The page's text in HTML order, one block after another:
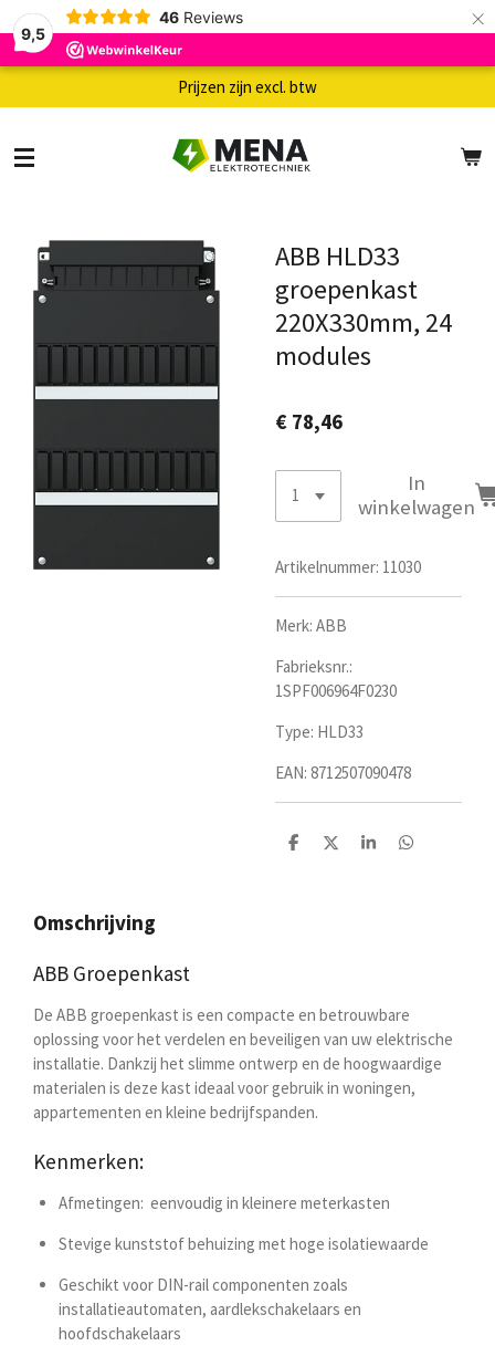
9,5
46 Reviews ×
Prijzen zijn excl. btw
ABB HLD33
groepenkast
220X330mm, 24
modules
€ 78,46
In
winkelwagen
Artikelnummer: 11030
Merk: ABB
Fabrieksnr.:
1SPF006964F0230
Type: HLD33
EAN: 8712507090478
D
D
S
D
Omschrijving
ABB Groepenkast
De ABB groepenkast is een compacte en betrouwbare
oplossing voor het verdelen en beveiligen van uw elektrische
installatie. Dankzij het slimme ontwerp en de hoogwaardige
materialen is deze kast ideaal voor gebruik in woningen,
appartementen en kleine bedrijfspanden.
Kenmerken:
Afmetingen: eenvoudig in kleinere meterkasten
Stevige kunststof behuizing met hoge isolatiewaarde
Geschikt voor DIN-rail componenten zoals
installatieautomaten, aardlekschakelaars en
hoofdschakelaars